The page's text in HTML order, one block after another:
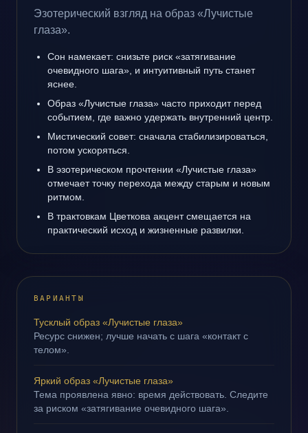
Эзотерический взгляд на образ «Лучистые
глаза».
Сон намекает: снизьте риск «затягивание
очевидного шага», и интуитивный путь станет
яснее.
Образ «Лучистые глаза» часто приходит перед
событием, где важно удержать внутренний центр.
Мистический совет: сначала стабилизироваться,
потом ускоряться.
В эзотерическом прочтении «Лучистые глаза»
отмечает точку перехода между старым и новым
ритмом.
В трактовкам Цветкова акцент смещается на
практический исход и жизненные развилки.
ВАРИАНТЫ
Тусклый образ «Лучистые глаза»
Ресурс снижен; лучше начать с шага «контакт с
телом».
Яркий образ «Лучистые глаза»
Тема проявлена явно: время действовать. Следите
за риском «затягивание очевидного шага».